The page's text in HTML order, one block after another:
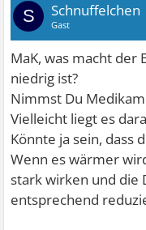
S Schnuffelchen
Gast
MaK, was macht der
niedrig ist?
Nimmst Du
Vielleicht liegt es
Könnte ja sein, dass
Wenn es wärmer
stark wirken und die
entsprechend